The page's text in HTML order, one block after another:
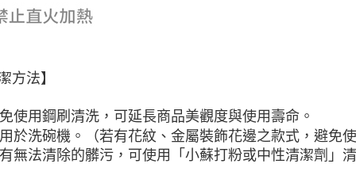
方法】
使用鋼刷清洗，可延長商品美觀度與使用壽命。
於洗碗機。（若有花紋、金屬裝飾花邊之款式，避免
無法清除的髒污，可使用「小蘇打粉或中性清潔劑」清